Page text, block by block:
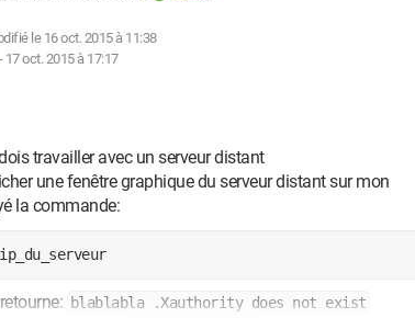
le 16 oct. 2015 à 11:38
17 oct. 2015 à 17:17
travailler avec un serveur distant
une fenêtre graphique du serveur distant sur mon
la commande:
blablabla .Xauthority does not exist